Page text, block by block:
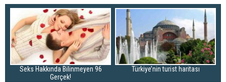
Seks Hakkında Bilinmeyen 96
Gerçek!
Türkiye’nin turist haritası